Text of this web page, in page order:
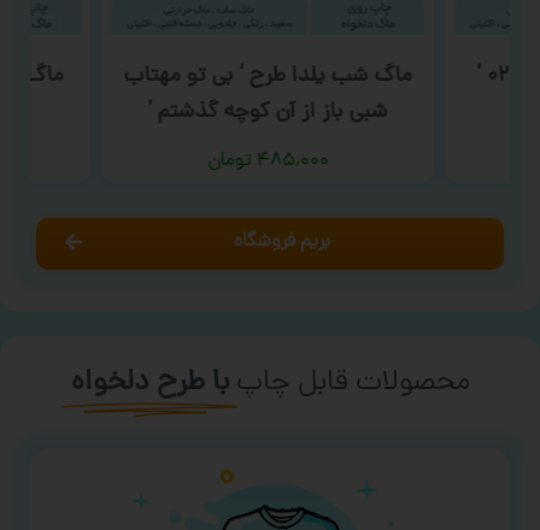
ماگ شب یلدا طرح ‘ بی تو مهتاب
شبی باز از آن کوچه گذشتم ‘
۴۸۵,۰۰۰ تومان
ماگ
بریم فروشگاه
محصولات قابل چاپ با طرح دلخواه